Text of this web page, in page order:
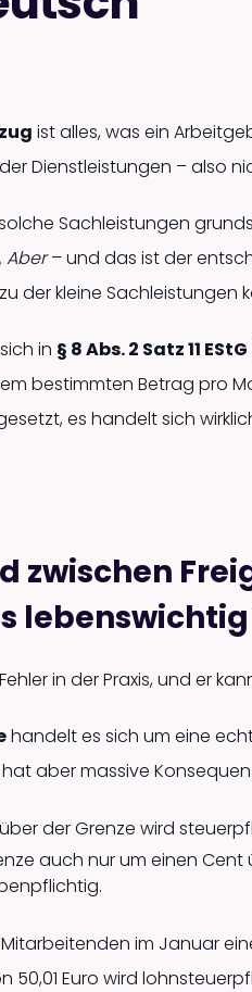
ist alles, was ein
Dienstleistungen – also
Sachleistungen
Aber– und das ist der
der kleine
in § 8 Abs. 2 Satz 11 EStG
bestimmten Betrag pro
es handelt sich
zwischen
in der Praxis, und er
handelt es sich um eine
aber massive
über der Grenze wird
auch nur um einen
im Januar
50,01 Euro wird